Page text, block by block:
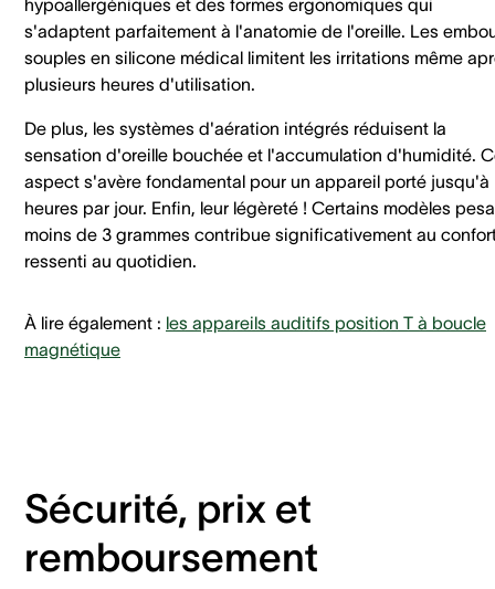
hypoallergéniques et des formes ergonomiques qui
s'adaptent parfaitement à l'anatomie de l'oreille. Les
souples en silicone médical limitent les irritations même
plusieurs heures d'utilisation.
De plus, les systèmes d'aération intégrés réduisent la
sensation d'oreille bouchée et l'accumulation d'humidité.
aspect s'avère fondamental pour un appareil porté jusqu'à
heures par jour. Enfin, leur légèreté ! Certains modèles
moins de 3 grammes contribue significativement au
ressenti au quotidien.
À lire également : les appareils auditifs position T à boucle
magnétique
Sécurité, prix et
remboursement